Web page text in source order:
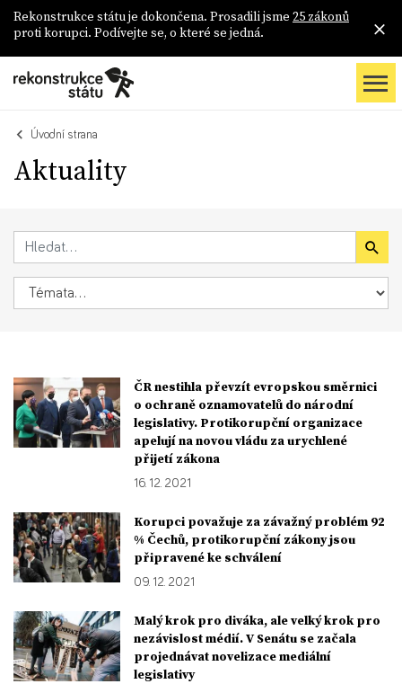
Rekonstrukce státu je dokončena. Prosadili jsme 25 zákonů
proti korupci. Podívejte se, o které se jedná.
Úvodní strana
Aktuality
ČR nestihla převzít evropskou směrnici
o ochraně oznamovatelů do národní
legislativy. Protikorupční organizace
apelují na novou vládu za urychlené
přijetí zákona
16. 12. 2021
Korupci považuje za závažný problém 92
% Čechů, protikorupční zákony jsou
připravené ke schválení
09. 12. 2021
Malý krok pro diváka, ale velký krok pro
nezávislost médií. V Senátu se začala
projednávat novelizace mediální
legislativy